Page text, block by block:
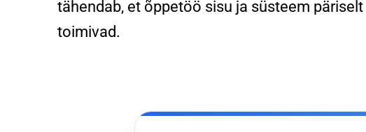
tähendab, et õppetöö sisu ja süsteem päriselt
toimivad.